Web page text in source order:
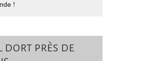
!
dort près de